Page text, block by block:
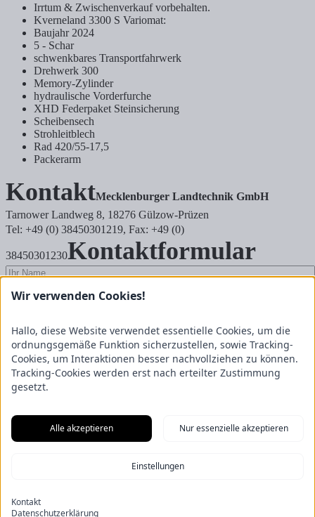
Irrtum & Zwischenverkauf vorbehalten.
Kverneland 3300 S Variomat:
Baujahr 2024
5 - Schar
schwenkbares Transportfahrwerk
Drehwerk 300
Memory-Zylinder
hydraulische Vorderfurche
XHD Federpaket Steinsicherung
Scheibensech
Strohleitblech
Rad 420/55-17,5
Packerarm
KontaktMecklenburger Landtechnik GmbH
Tarnower Landweg 8, 18276 Gülzow-Prüzen
Tel: +49 (0) 38450301219, Fax: +49 (0)
38450301230Kontaktformular
Ja, ich akzeptiere die
Datenschutzbestimmungen
Allgemeine Geschäftsbedingungen
Wir verwenden Cookies!
Hallo, diese Website verwendet essentielle Cookies, um die
ordnungsgemäße Funktion sicherzustellen, sowie Tracking-
Cookies, um Interaktionen besser nachvollziehen zu können.
Tracking-Cookies werden erst nach erteilter Zustimmung
gesetzt.
Alle akzeptieren Nur essenzielle akzeptieren
Einstellungen
Kontakt
Datenschutzerklärung